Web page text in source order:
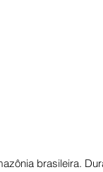
brasileira.